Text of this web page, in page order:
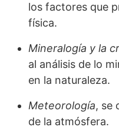
los factores que
física.
Mineralogía y la
al análisis de lo
en la naturaleza.
Meteorología, se
de la atmósfera.